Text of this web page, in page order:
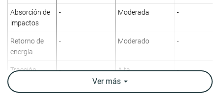
Absorción de
impactos
- Moderada -
Retorno de
energía
- Moderado -
Tracción - Alta -
Arch support
Ver más